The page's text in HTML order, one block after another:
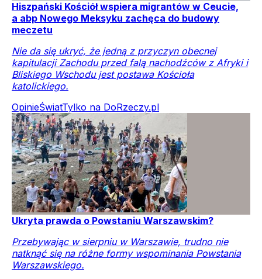
Hiszpański Kościół wspiera migrantów w Ceucie,
a abp Nowego Meksyku zachęca do budowy
meczetu
Nie da się ukryć, że jedną z przyczyn obecnej
kapitulacji Zachodu przed falą nachodźców z Afryki i
Bliskiego Wschodu jest postawa Kościoła
katolickiego.
OpinieŚwiatTylko na DoRzeczy.pl
Ukryta prawda o Powstaniu Warszawskim?
Przebywając w sierpniu w Warszawie, trudno nie
natknąć się na różne formy wspominania Powstania
Warszawskiego.